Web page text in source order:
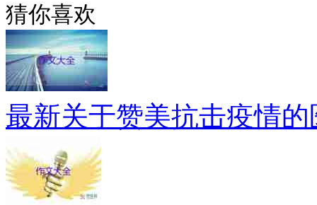
猜你喜欢
最新关于赞美抗击疫情